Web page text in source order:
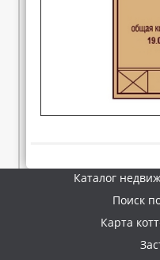
Каталог
Поиск
Карта